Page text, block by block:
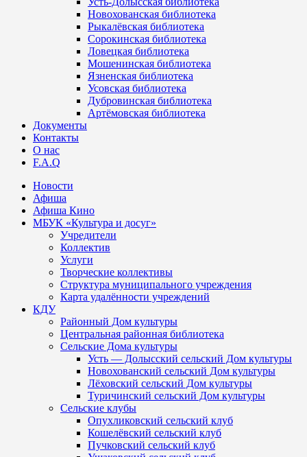
Новохованская библиотека
Рыкалёвская библиотека
Сорокинская библиотека
Ловецкая библиотека
Мошенинская библиотека
Язненская библиотека
Усовская библиотека
Дубровинская библиотека
Артёмовская библиотека
Документы
Контакты
О нас
F.A.Q
Новости
Афиша
Афиша Кино
МБУК «Культура и досуг»
Учредители
Коллектив
Услуги
Творческие коллективы
Структура муниципального учреждения
Карта удалённости учреждений
КДУ
Районный Дом культуры
Центральная районная библиотека
Сельские Дома культуры
Усть — Долысский сельский Дом культуры
Новохованский сельский Дом культуры
Лёховский сельский Дом культуры
Туричинский сельский Дом культуры
Сельские клубы
Опухликовский сельский клуб
Кошелёвский сельский клуб
Пучковский сельский клуб